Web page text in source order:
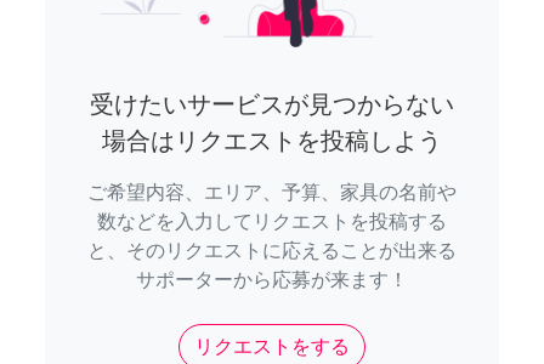
受けたいサービスが見つからない
場合はリクエストを投稿しよう
ご希望内容、エリア、予算、家具の名前や
数などを入力してリクエストを投稿する
と、そのリクエストに応えることが出来る
サポーターから応募が来ます！
リクエストをする